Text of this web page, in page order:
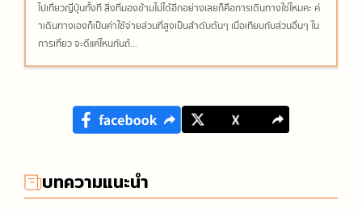
ไปเที่ยวญี่ปุ่นทั้งที สิ่งที่มองข้ามไม่ได้อีกอย่างเลยก็คือการเดินทางใช่ไหมคะ ค่
าเดินทางเองก็เป็นค่าใช้จ่ายส่วนที่สูงเป็นลำดับต้นๆ เมื่อเทียบกับส่วนอื่นๆ ใน
การเที่ยว จะดีแค่ไหนกันถ้...
บทความแนะนำ